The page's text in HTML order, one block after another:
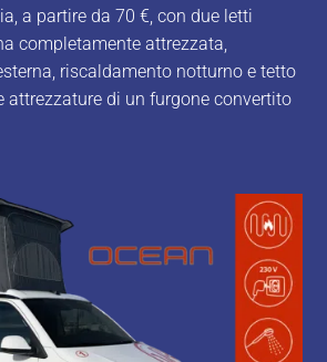
a partire da 70 €, con due letti
completamente attrezzata,
riscaldamento notturno e tetto
attrezzature di un furgone convertito